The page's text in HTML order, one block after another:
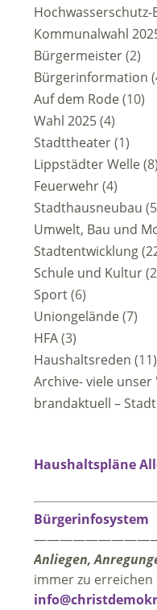
Hochwasserschutz-
Kommunalwahl
Bürgermeister(2)
Bürgerinformation
Auf dem Rode(10)
Wahl 2025(4)
Stadttheater(1)
Lippstädter Welle(8)
Feuerwehr(4)
Stadthausneubau
Umwelt, Bau und
Stadtentwicklung
Schule und Kultur
Sport(6)
Uniongelände(7)
HFA(3)
Haushaltsreden (11)
Archive- viele
brandaktuell –
Haushaltspläne
Bürgerinfosystem
Anliegen,
immer zu erreichen